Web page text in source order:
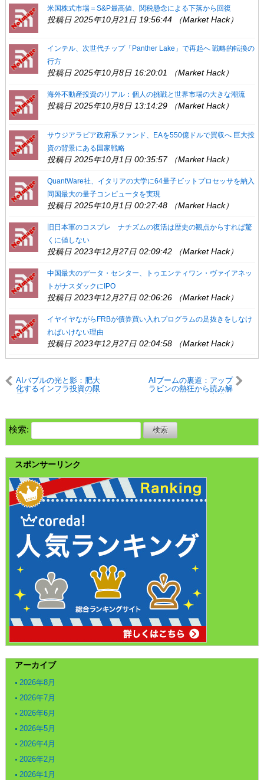
米国株式市場＝S&P最高値、関税懸念による下落から回復
投稿日 2025年10月21日 19:56:44 （Market Hack）
インテル、次世代チップ「Panther Lake」で再起へ 戦略的転換の
行方
投稿日 2025年10月8日 16:20:01 （Market Hack）
海外不動産投資のリアル：個人の挑戦と世界市場の大きな潮流
投稿日 2025年10月8日 13:14:29 （Market Hack）
サウジアラビア政府系ファンド、EAを550億ドルで買収へ 巨大投
資の背景にある国家戦略
投稿日 2025年10月1日 00:35:57 （Market Hack）
QuantWare社、イタリアの大学に64量子ビットプロセッサを納入
同国最大の量子コンピュータを実現
投稿日 2025年10月1日 00:27:48 （Market Hack）
旧日本軍のコスプレ ナチズムの復活は歴史の観点からすれば驚
くに値しない
投稿日 2023年12月27日 02:09:42 （Market Hack）
中国最大のデータ・センター、トゥエンティワン・ヴァイアネッ
トがナスダックにIPO
投稿日 2023年12月27日 02:06:26 （Market Hack）
イヤイヤながらFRBが債券買い入れプログラムの足抜きをしなけ
ればいけない理由
投稿日 2023年12月27日 02:04:58 （Market Hack）
AIバブルの光と影：肥大
化するインフラ投資の限
界と、なお続く巨額調達
AIブームの裏道：アップ
ラビンの熱狂から読み解
く、100ドル未満で
検索:
スポンサーリンク
アーカイブ
2026年8月
2026年7月
2026年6月
2026年5月
2026年4月
2026年2月
2026年1月